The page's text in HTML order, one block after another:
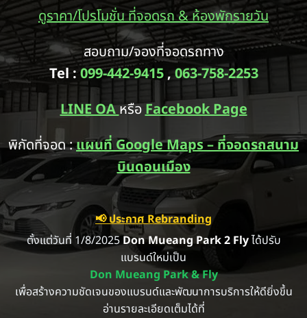
ดูราคา/โปรโมชั่น ที่จอดรถ & ห้องพักรายวัน
สอบถาม/จองที่จอดรถทาง
Tel :099-442-9415,063-758-2253
LINE OAหรือFacebook Page
พิกัดที่จอด :แผนที่ Google Maps – ที่จอดรถสนาม
บินดอนเมือง
📢 ประกาศ Rebranding
ตั้งแต่วันที่ 1/8/2025Don Mueang Park 2 Flyได้ปรับ
แบรนด์ใหม่เป็น
Don Mueang Park & Fly
เพื่อสร้างความชัดเจนของแบรนด์และพัฒนาการบริการให้ดียิ่งขึ้น
อ่านรายละเอียดเต็มได้ที่